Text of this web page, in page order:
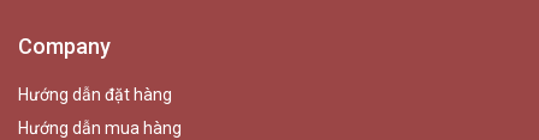
Company
Hướng dẫn đặt hàng
Hướng dẫn mua hàng